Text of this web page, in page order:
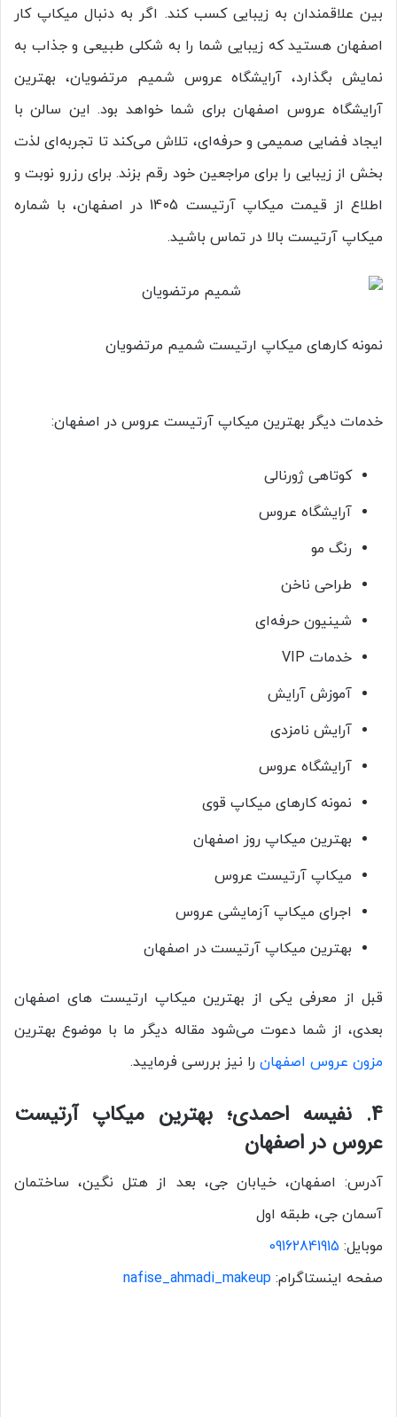
بین علاقمندان به زیبایی کسب کند. اگر به دنبال میکاپ کار
اصفهان هستید که زیبایی شما را به شکلی طبیعی و جذاب به
نمایش بگذارد، آرایشگاه عروس شمیم مرتضویان، بهترین
آرایشگاه عروس اصفهان برای شما خواهد بود. این سالن با
ایجاد فضایی صمیمی و حرفه‌ای، تلاش می‌کند تا تجربه‌ای لذت
‌بخش از زیبایی را برای مراجعین خود رقم بزند. برای رزرو نوبت و
اطلاع از قیمت میکاپ آرتیست 1405 در اصفهان، با شماره
میکاپ آرتیست بالا در تماس باشید.
نمونه کارهای میکاپ ارتیست شمیم مرتضویان
خدمات دیگر بهترین میکاپ آرتیست عروس در اصفهان:
کوتاهی ژورنالی
آرایشگاه عروس
رنگ مو
طراحی ناخن
شینیون حرفه‌ای
خدمات VIP
آموزش آرایش
آرایش نامزدی
آرایشگاه عروس
نمونه کارهای میکاپ قوی
بهترین میکاپ روز اصفهان
میکاپ آرتیست عروس
اجرای میکاپ آزمایشی عروس
بهترین میکاپ آرتیست در اصفهان
قبل از معرفی یکی از بهترین میکاپ ارتیست های اصفهان
بعدی، از شما دعوت می‌شود مقاله دیگر ما با موضوع بهترین
مزون عروس اصفهان را نیز بررسی فرمایید.
4. نفیسه احمدی؛ بهترین میکاپ آرتیست
عروس در اصفهان
آدرس: اصفهان، خیابان جی، بعد از هتل نگین، ساختمان
آسمان جی، طبقه اول
موبایل: 09162841915
صفحه اینستاگرام: nafise_ahmadi_makeup